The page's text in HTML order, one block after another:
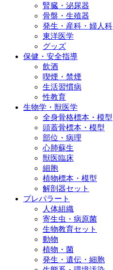
腎臓・泌尿器
骨盤・生殖器
発生・産科・婦人科
東洋医学
グッズ
保健・安全指導
飲酒
喫煙・禁煙
生活習慣病
性教育
生物学・獣医学
全身骨格標本・模型
頭蓋骨標本・模型
部位・病理
心肺蘇生
獣医臨床
細胞
植物標本・模型
解剖器セット
プレパラート
人体組織
寄生虫・病原菌
生物教育セット
動物
植物・菌
発生・遺伝・細胞